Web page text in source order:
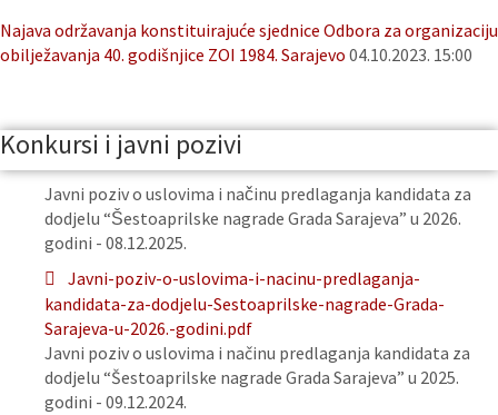
Najava održavanja konstituirajuće sjednice Odbora za organizaciju
obilježavanja 40. godišnjice ZOI 1984. Sarajevo 04.10.2023. 15:00
Konkursi i javni pozivi
Javni poziv o uslovima i načinu predlaganja kandidata za
dodjelu “Šestoaprilske nagrade Grada Sarajeva” u 2026.
godini - 08.12.2025.
Javni-poziv-o-uslovima-i-nacinu-predlaganja-
kandidata-za-dodjelu-Sestoaprilske-nagrade-Grada-
Sarajeva-u-2026.-godini.pdf
Javni poziv o uslovima i načinu predlaganja kandidata za
dodjelu “Šestoaprilske nagrade Grada Sarajeva” u 2025.
godini - 09.12.2024.